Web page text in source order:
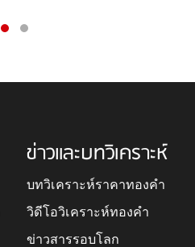
ข่าวและบทวิเคราะห์
บทวิเคราะห์ราคาทองคำ
วิดีโอวิเคราะห์ทองคำ
ข่าวสารรอบโลก